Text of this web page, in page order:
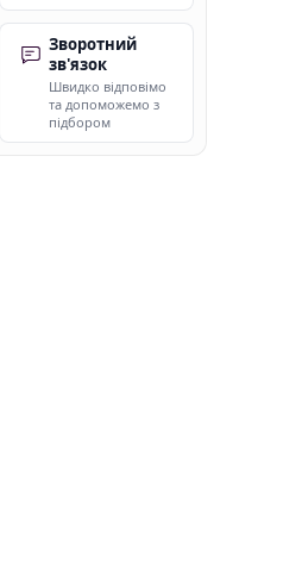
Зворотний
зв'язок
Швидко відповімо
та допоможемо з
підбором